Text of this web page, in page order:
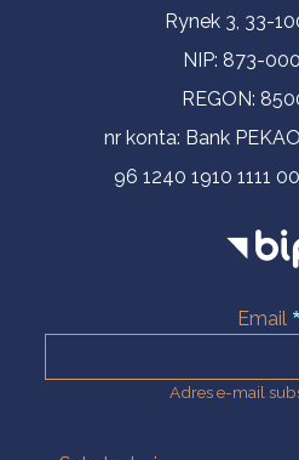
Informacje kontaktowe
Rynek 3, 33-
NIP: 873-
REGON:
nr konta: Bank
96 1240 1910 1111
Email
Adres e-mail